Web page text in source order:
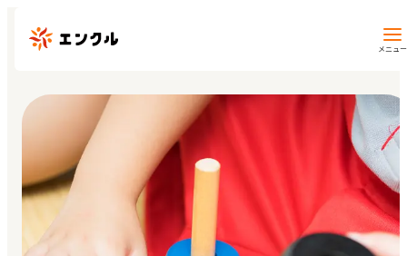
メニュー
保育園・幼稚園を探す
地図から探す
地域から探す